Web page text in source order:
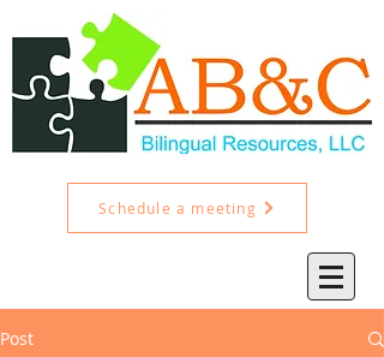
Schedule a meeting
Post